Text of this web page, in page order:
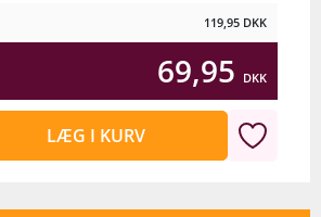
119,95 DKK
69,95 DKK
LÆG I KURV